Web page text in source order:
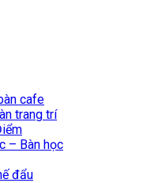
cafe
trang trí
– Bàn học
đẩu